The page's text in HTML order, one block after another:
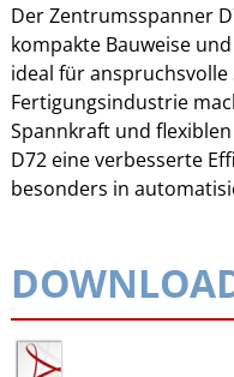
Der Zentrumsspanner
kompakte Bauweise
ideal für
Fertigungsindustrie
Spannkraft und
D72 eine verbesserte
besonders in